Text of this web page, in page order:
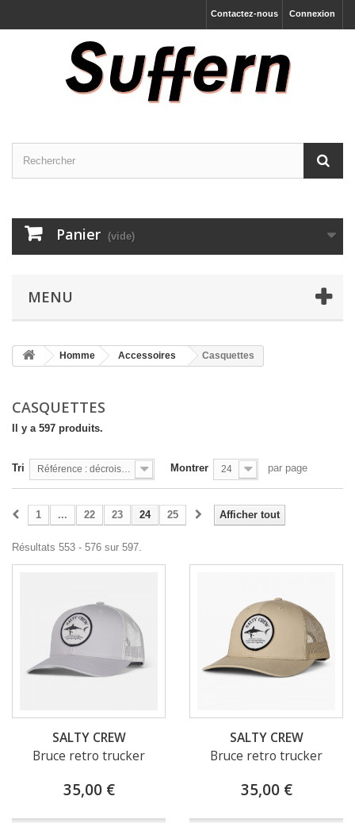
Connexion
Contactez-nous
Panier (vide)
MENU
Homme Accessoires Casquettes
CASQUETTES
Il y a 597 produits.
Tri Référence : décroissante Montrer 24 par page
Afficher tout
1 ... 22 23 24 25
Résultats 553 - 576 sur 597.
SALTY CREW
Bruce retro trucker
35,00 €
SALTY CREW
Bruce retro trucker
35,00 €